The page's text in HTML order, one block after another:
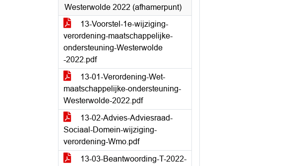
Westerwolde 2022 (afhamerpunt)
13-Voorstel-1e-wijziging-
verordening-maatschappelijke-
ondersteuning-Westerwolde
-2022.pdf
13-01-Verordening-Wet-
maatschappelijke-ondersteuning-
Westerwolde-2022.pdf
13-02-Advies-Adviesraad-
Sociaal-Domein-wijziging-
verordening-Wmo.pdf
13-03-Beantwoording-T-2022-